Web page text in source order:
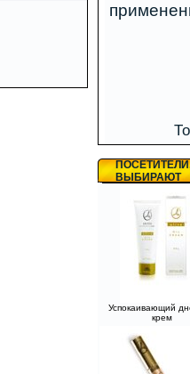
ВЫБИРАЮТ
Успокаивающий
крем